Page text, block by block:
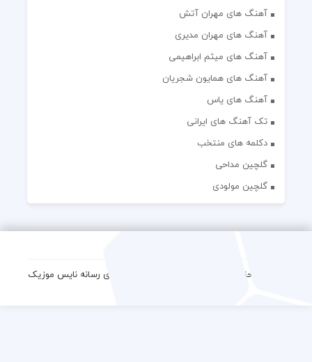
آهنگ های مهران آتش
آهنگ های مهران مدیری
آهنگ های میثم ابراهیمی
آهنگ های همایون شجریان
آهنگ های یاس
تک آهنگ های ایرانی
دکلمه های منتخب
گلچین مداحی
گلچین مولودی
کلیه حقوق مادی و معنوی این وب سایت برای رسانه نایس موزیک